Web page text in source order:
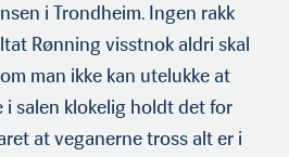
i Trondheim. Ingen rakk
Rønning visstnok aldri skal
man ikke kan utelukke at
i salen klokelig holdt det for
at veganerne tross alt er i